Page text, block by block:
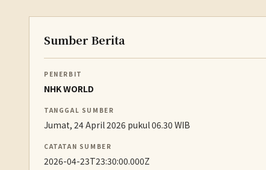
Sumber Berita
PENERBIT
NHK WORLD
TANGGAL SUMBER
Jumat, 24 April 2026 pukul 06.30 WIB
CATATAN SUMBER
2026-04-23T23:30:00.000Z